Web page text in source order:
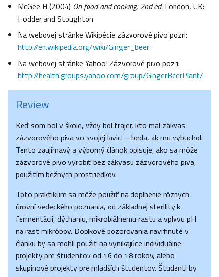
McGee H (2004) On food and cooking, 2nd ed. London, UK:
Hodder and Stoughton
Na webovej stránke Wikipédie zázvorové pivo pozri:
http://en.wikipedia.org/wiki/Ginger_beer
Na webovej stránke Yahoo! Zázvorové pivo pozri:
http://health.groups.yahoo.com/group/GingerBeerPlant/
Review
Keď som bol v škole, vždy bol frajer, kto mal zákvas
zázvorového piva vo svojej lavici – beda, ak mu vybuchol.
Tento zaujímavý a výborný článok opisuje, ako sa môže
zázvorové pivo vyrobiť bez zákvasu zázvorového piva,
použitím bežných prostriedkov.
Toto praktikum sa môže použiť na doplnenie rôznych
úrovní vedeckého poznania, od základnej sterility k
fermentácii, dýchaniu, mikrobiálnemu rastu a vplyvu pH
na rast mikróbov. Doplkové pozorovania navrhnuté v
článku by sa mohli použiť na vynikajúce individuálne
projekty pre študentov od 16 do 18 rokov, alebo
skupinové projekty pre mladších študentov. Študenti by